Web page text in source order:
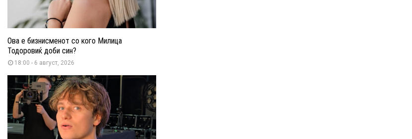
Ова е бизнисменот со кого Милица
Тодоровиќ доби син?
18:00 - 6 август, 2026